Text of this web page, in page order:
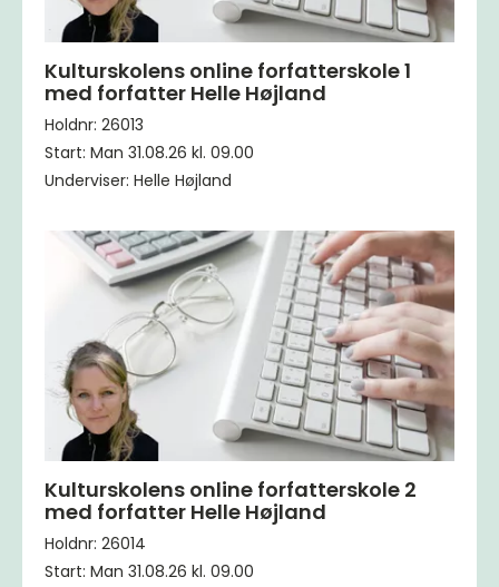
Kulturskolens online forfatterskole 1
med forfatter Helle Højland
Holdnr: 26013
Start: Man 31.08.26 kl. 09.00
Underviser: Helle Højland
Kulturskolens online forfatterskole 2
med forfatter Helle Højland
Holdnr: 26014
Start: Man 31.08.26 kl. 09.00